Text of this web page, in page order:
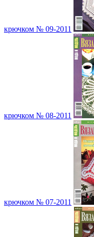
крючком № 09-2011
крючком № 08-2011
крючком № 07-2011